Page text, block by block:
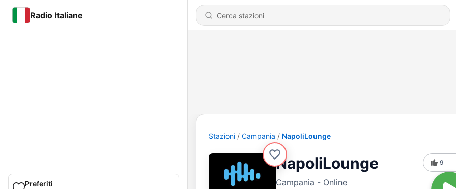
Radio Italiane
Preferiti
Stazioni Campania NapoliLounge
NapoliLounge
Campania - Online
9